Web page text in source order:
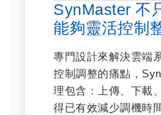
SynMaster 不
能夠靈活控制
專門設計來解決雲端
控制調整的痛點，
理包含：上傳、下載
得已有效減少調機時